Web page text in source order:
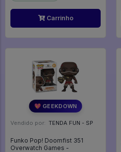
Carrinho
💖 GEEKDOWN
Vendido por: TENDA FUN - SP
Funko Pop! Doomfist 351
Overwatch Games -